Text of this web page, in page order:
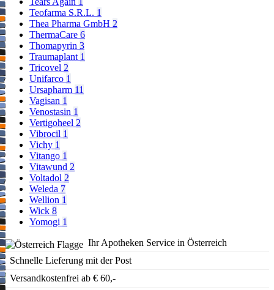
Teofarma S.R.L. 1
Thea Pharma GmbH 2
ThermaCare 6
Thomapyrin 3
Traumaplant 1
Tricovel 2
Unifarco 1
Ursapharm 11
Vagisan 1
Venostasin 1
Vertigoheel 2
Vibrocil 1
Vichy 1
Vitango 1
Vitawund 2
Voltadol 2
Weleda 7
Wellion 1
Wick 8
Yomogi 1
Ihr Apotheken Service in Österreich
Schnelle Lieferung mit der Post
Versandkostenfrei ab € 60,-